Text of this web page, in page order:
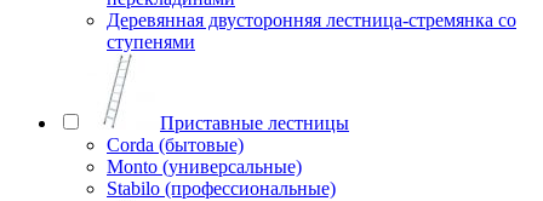
Деревянная двусторонняя лестница-стремянка со
ступенями
Приставные лестницы
Corda (бытовые)
Monto (универсальные)
Stabilo (профессиональные)